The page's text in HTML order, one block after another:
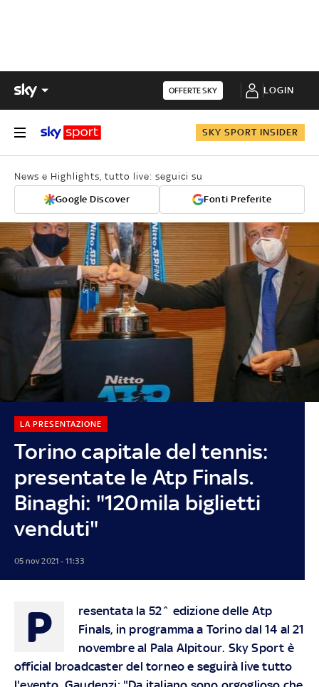
OFFERTE SKY LOGIN
SKY SPORT INSIDER
News e Highlights, tutto live: seguici su
Google Discover Fonti Preferite
Torino capitale del tennis:
presentate le Atp Finals.
Binaghi: "120mila biglietti
venduti"
LA PRESENTAZIONE
05 nov 2021 - 11:33
P
resentata la 52^ edizione delle Atp
Finals, in programma a Torino dal 14 al 21
novembre al Pala Alpitour. Sky Sport è
official broadcaster del torneo e seguirà live tutto